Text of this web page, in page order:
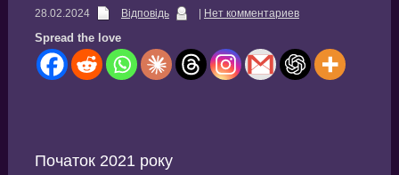
28.02.2024 Відповідь Нет комментариев
Spread the love
Початок 2021 року